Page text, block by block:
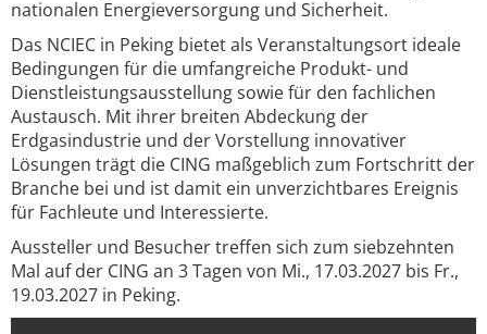
nationalen Energieversorgung und Sicherheit.
Das NCIEC in Peking bietet als Veranstaltungsort ideale
Bedingungen für die umfangreiche Produkt- und
Dienstleistungsausstellung sowie für den fachlichen
Austausch. Mit ihrer breiten Abdeckung der
Erdgasindustrie und der Vorstellung innovativer
Lösungen trägt die CING maßgeblich zum Fortschritt der
Branche bei und ist damit ein unverzichtbares Ereignis
für Fachleute und Interessierte.
Aussteller und Besucher treffen sich zum siebzehnten
Mal auf der CING an 3 Tagen von Mi., 17.03.2027 bis Fr.,
19.03.2027 in Peking.